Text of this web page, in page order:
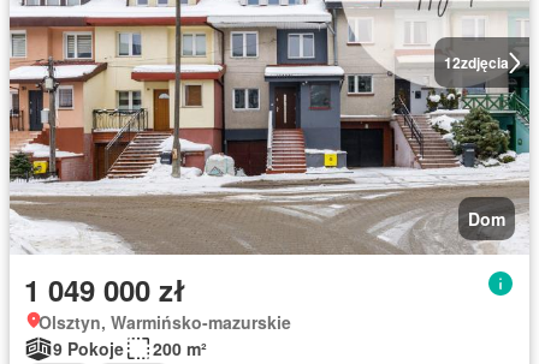
12zdjęcia
Dom
1 049 000 zł
Olsztyn, Warmińsko-mazurskie
9 Pokoje
200 m²